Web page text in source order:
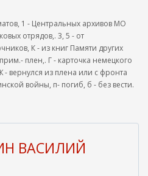
1 - Центральных архивов МО
отрядов,. 3, 5 - от
К - из книг Памяти других
плен,. Г - карточка немецкого
вернулся из плена или с фронта
войны, п- погиб, б - без вести.
ВАСИЛИЙ